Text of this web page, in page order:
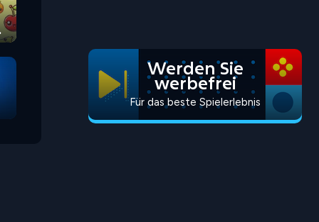
Werden Sie
werbefrei
Für das beste Spielerlebnis